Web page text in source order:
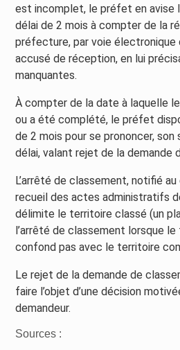
est incomplet, le préfet en avise
délai de 2 mois à compter de la
préfecture, par voie électronique
accusé de réception, en lui
manquantes.
À compter de la date à laquelle
ou a été complété, le préfet
de 2 mois pour se prononcer,
délai, valant rejet de la demande
L’arrêté de classement, notifié
recueil des actes administratifs
délimite le territoire classé (un
l’arrêté de classement lorsque
confond pas avec le territoire
Le rejet de la demande de
faire l’objet d’une décision
demandeur.
Sources :